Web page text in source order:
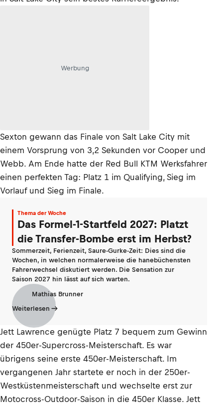
Werbung
Sexton gewann das Finale von Salt Lake City mit
einem Vorsprung von 3,2 Sekunden vor Cooper und
Webb. Am Ende hatte der Red Bull KTM Werksfahrer
einen perfekten Tag: Platz 1 im Qualifying, Sieg im
Vorlauf und Sieg im Finale.
Thema der Woche
Das Formel-1-Startfeld 2027: Platzt
die Transfer-Bombe erst im Herbst?
Sommerzeit, Ferienzeit, Saure-Gurke-Zeit: Dies sind die
Wochen, in welchen normalerweise die hanebüchensten
Fahrerwechsel diskutiert werden. Die Sensation zur
Saison 2027 hin lässt auf sich warten.
Mathias Brunner
Weiterlesen
Jett Lawrence genügte Platz 7 bequem zum Gewinn
der 450er-Supercross-Meisterschaft. Es war
übrigens seine erste 450er-Meisterschaft. Im
vergangenen Jahr startete er noch in der 250er-
Westküstenmeisterschaft und wechselte erst zur
Motocross-Outdoor-Saison in die 450er Klasse. Jett